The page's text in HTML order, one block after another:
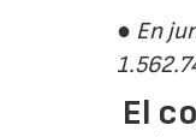
● En
El